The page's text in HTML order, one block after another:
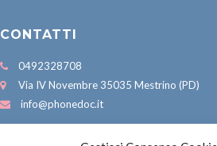
CONTATTI
0492328708
Via IV Novembre 35035 Mestrino (PD)
info@phonedoc.it